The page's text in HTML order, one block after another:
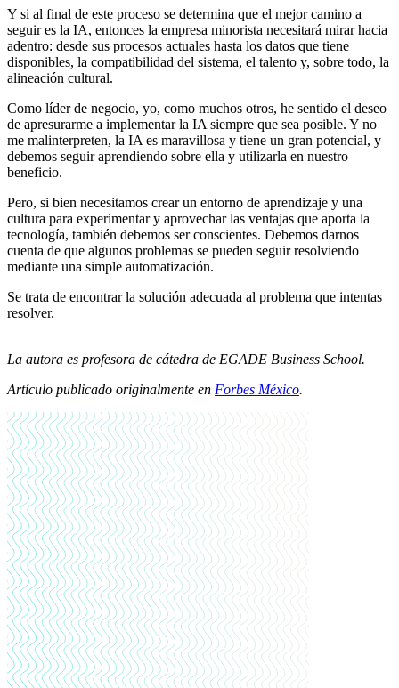
Y si al final de este proceso se determina que el mejor camino a
seguir es la IA, entonces la empresa minorista necesitará mirar hacia
adentro: desde sus procesos actuales hasta los datos que tiene
disponibles, la compatibilidad del sistema, el talento y, sobre todo, la
alineación cultural.
Como líder de negocio, yo, como muchos otros, he sentido el deseo
de apresurarme a implementar la IA siempre que sea posible. Y no
me malinterpreten, la IA es maravillosa y tiene un gran potencial, y
debemos seguir aprendiendo sobre ella y utilizarla en nuestro
beneficio.
Pero, si bien necesitamos crear un entorno de aprendizaje y una
cultura para experimentar y aprovechar las ventajas que aporta la
tecnología, también debemos ser conscientes. Debemos darnos
cuenta de que algunos problemas se pueden seguir resolviendo
mediante una simple automatización.
Se trata de encontrar la solución adecuada al problema que intentas
resolver.
La autora es profesora de cátedra de EGADE Business School.
Artículo publicado originalmente en Forbes México.